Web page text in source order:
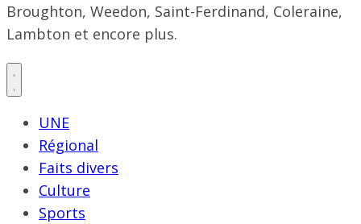
Broughton, Weedon, Saint-Ferdinand, Coleraine,
Lambton et encore plus.
UNE
Régional
Faits divers
Culture
Sports